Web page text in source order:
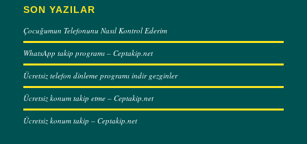
SON YAZILAR
Çocuğumun Telefonunu Nasıl Kontrol Ederim
WhatsApp takip programı – Ceptakip.net
Ücretsiz telefon dinleme programı indir gezginler
Ücretsiz konum takip etme – Ceptakip.net
Ücretsiz konum takip – Ceptakip.net